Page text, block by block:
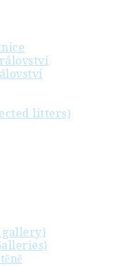
litters)
gallery)